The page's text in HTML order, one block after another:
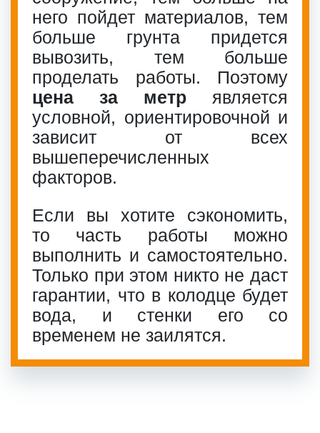
него пойдет материалов, тем
больше грунта придется
вывозить, тем больше
проделать работы. Поэтому
цена за метр является
условной, ориентировочной и
зависит от всех
вышеперечисленных
факторов.
Если вы хотите сэкономить,
то часть работы можно
выполнить и самостоятельно.
Только при этом никто не даст
гарантии, что в колодце будет
вода, и стенки его со
временем не заилятся.